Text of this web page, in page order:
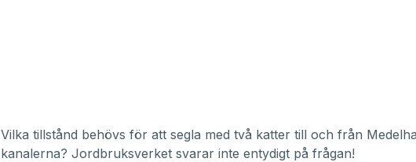
Vilka tillstånd behövs för att segla med två katter till och från
kanalerna? Jordbruksverket svarar inte entydigt på frågan!